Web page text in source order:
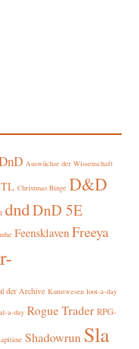
Auswüchse der Wissenschaft
Christmas Binge D&D
dndDnD 5E
FeensklavenFreeya
der Archive Kunstwesen loot-a-day
a-day Rogue Trader RPG-
Shadowrun Sla